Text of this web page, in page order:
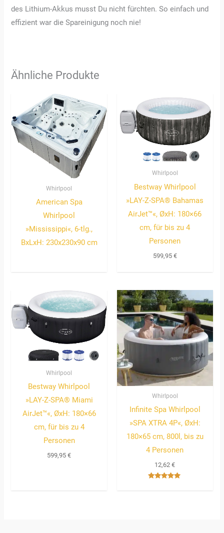
des Lithium-Akkus musst Du nicht fürchten. So einfach und
effizient war die Spareinigung noch nie!
Ähnliche Produkte
Whirlpool
American Spa
Whirlpool
»Mississippi«, 6-tlg.,
BxLxH: 230x230x90 cm
Whirlpool
Bestway Whirlpool
»LAY-Z-SPA® Bahamas
AirJet™«, ØxH: 180×66
cm, für bis zu 4
Personen
599,95 €
Whirlpool
Bestway Whirlpool
»LAY-Z-SPA® Miami
AirJet™«, ØxH: 180×66
cm, für bis zu 4
Personen
599,95€
Whirlpool
Infinite Spa Whirlpool
»SPA XTRA 4P«, ØxH:
180×65 cm, 800l, bis zu
4 Personen
12,62€